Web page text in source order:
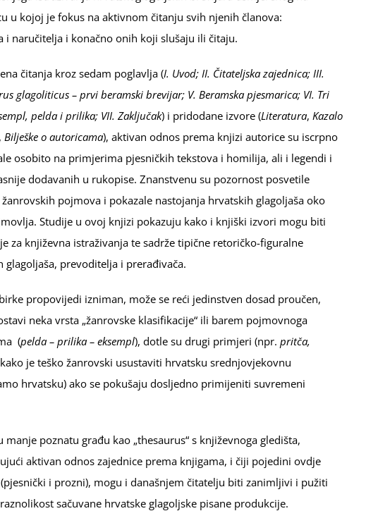
u kojoj je fokus na aktivnom čitanju svih njenih članova:
i naručitelja i konačno onih koji slušaju ili čitaju.
čitanja kroz sedam poglavlja (I. Uvod; II. Čitateljska zajednica; III.
glagoliticus – prvi beramski brevijar; V. Beramska pjesmarica; VI. Tri
pelda i prilika; VII. Zaključak) i pridodane izvore (Literatura, Kazalo
Bilješke o autoricama), aktivan odnos prema knjizi autorice su iscrpno
osobito na primjerima pjesničkih tekstova i homilija, ali i legendi i
dodavanih u rukopise. Znanstvenu su pozornost posvetile
pojmova i pokazale nastojanja hrvatskih glagoljaša oko
Studije u ovoj knjizi pokazuju kako i knjiški izvori mogu biti
za književna istraživanja te sadrže tipične retoričko-figuralne
glagoljaša, prevoditelja i prerađivača.
propovijedi izniman, može se reći jedinstven dosad proučen,
neka vrsta „žanrovske klasifikacije“ ili barem pojmovnoga
(pelda – prilika – eksempl), dotle su drugi primjeri (npr. pritča,
je teško žanrovski usustaviti hrvatsku srednjovjekovnu
hrvatsku) ako se pokušaju dosljedno primijeniti suvremeni
poznatu građu kao „thesaurus“ s književnoga gledišta,
aktivan odnos zajednice prema knjigama, i čiji pojedini ovdje
i prozni), mogu i današnjem čitatelju biti zanimljivi i pužiti
sačuvane hrvatske glagoljske pisane produkcije.